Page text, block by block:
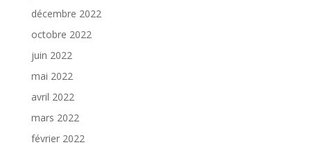
décembre 2022
octobre 2022
juin 2022
mai 2022
avril 2022
mars 2022
février 2022